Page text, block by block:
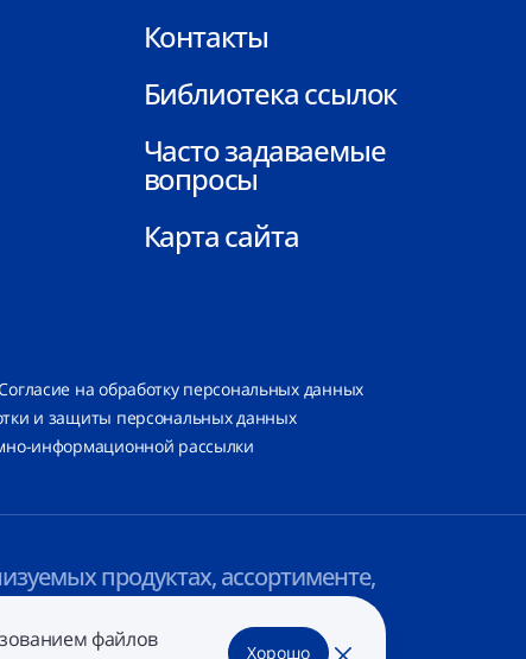
Контакты
Библиотека ссылок
Часто задаваемые
вопросы
Карта сайта
на обработку персональных данных
и защиты персональных данных
информационной рассылки
продуктах, ассортименте,
файлов
Хорошо Закрыть